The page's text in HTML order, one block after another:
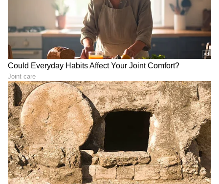
ಸಿಎಂ ವಿಜಯ್ ಡಿವೋರ್ಸ್
ಕೇಸ್‌ಗೆ ಬಿಗ್ ಟ್ವಿಸ್ಟ್, ಪತ್ನಿ ಸಂಗೀತಾ
ಅನಿರೀಕ್ಷಿತ ನಡೆ, ಪ್ರಕರಣ ಕ್ಲೋಸ್!
ಭಾರತ ವಿಶ್ವದ AI ಬಳಕೆಯ
ರಾಜಧಾನಿಯಾಗಲಿದೆ, ದೊಡ್ಡ
ಉದ್ಯಮಗಳಿಗೆ ವರ: ನಂದನ್
ನಿಲೇಕಣಿ
LATEST VIDEOS
"ರಾಜಕೀಯ ಬೇಡ, ಸಿನಿಮಾನೇ ಪ್ರಾಣ":
ಕನಕೋತ್ಸವದಲ್ಲಿ ರಿಷಬ್ ಶೆಟ್ಟಿ | Rishab
Shetty speech | Suvarna News
ಶೇ.50 ರಿಂದ ಶೇ.18 ಕ್ಕೆ TAX ಇಳಿಕೆ: ಮೋದಿ-